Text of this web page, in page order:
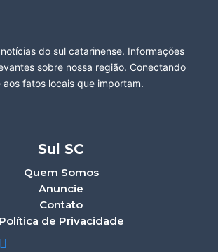
do sul catarinense. Informações
sobre nossa região. Conectando
aos fatos locais que importam.
Sul SC
Quem Somos
Anuncie
Contato
Política de Privacidade